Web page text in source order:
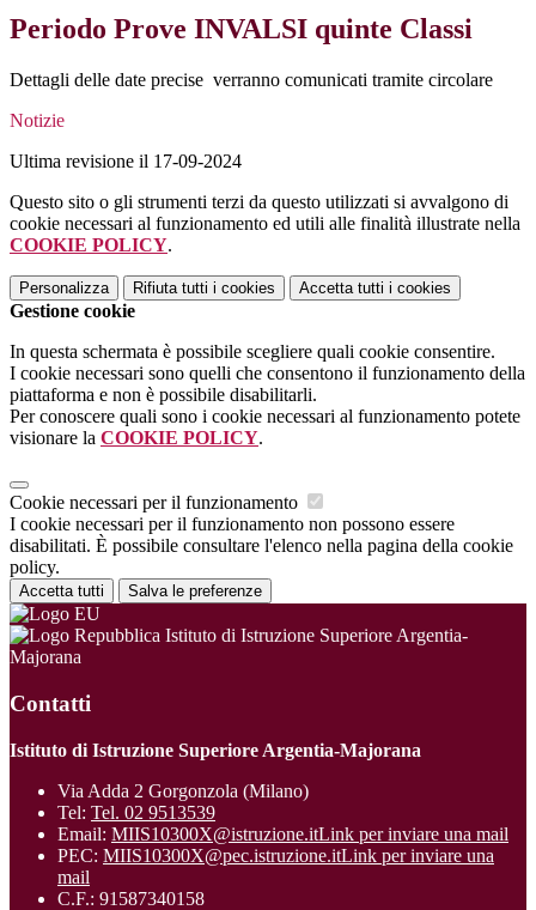
Periodo Prove INVALSI quinte Classi
Dettagli delle date precise verranno comunicati tramite circolare
Notizie
Ultima revisione il 17-09-2024
Questo sito o gli strumenti terzi da questo utilizzati si avvalgono di
cookie necessari al funzionamento ed utili alle finalità illustrate nella
COOKIE POLICY.
Personalizza Rifiuta tutti i cookies Accetta tutti i cookies
Gestione cookie
In questa schermata è possibile scegliere quali cookie consentire.
I cookie necessari sono quelli che consentono il funzionamento della
piattaforma e non è possibile disabilitarli.
Per conoscere quali sono i cookie necessari al funzionamento potete
visionare la COOKIE POLICY.
Cookie necessari per il funzionamento
I cookie necessari per il funzionamento non possono essere
disabilitati. È possibile consultare l'elenco nella pagina della cookie
policy.
Accetta tutti Salva le preferenze
Istituto di Istruzione Superiore Argentia-
Majorana
Contatti
Istituto di Istruzione Superiore Argentia-Majorana
Via Adda 2 Gorgonzola (Milano)
Tel: Tel. 02 9513539
Email: MIIS10300X@istruzione.itLink per inviare una mail
PEC: MIIS10300X@pec.istruzione.itLink per inviare una
mail
C.F.: 91587340158